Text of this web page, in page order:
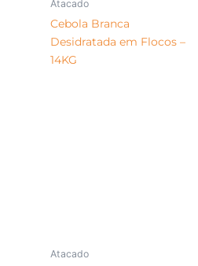
Atacado
Cebola Branca
Desidratada em Flocos –
14KG
Atacado